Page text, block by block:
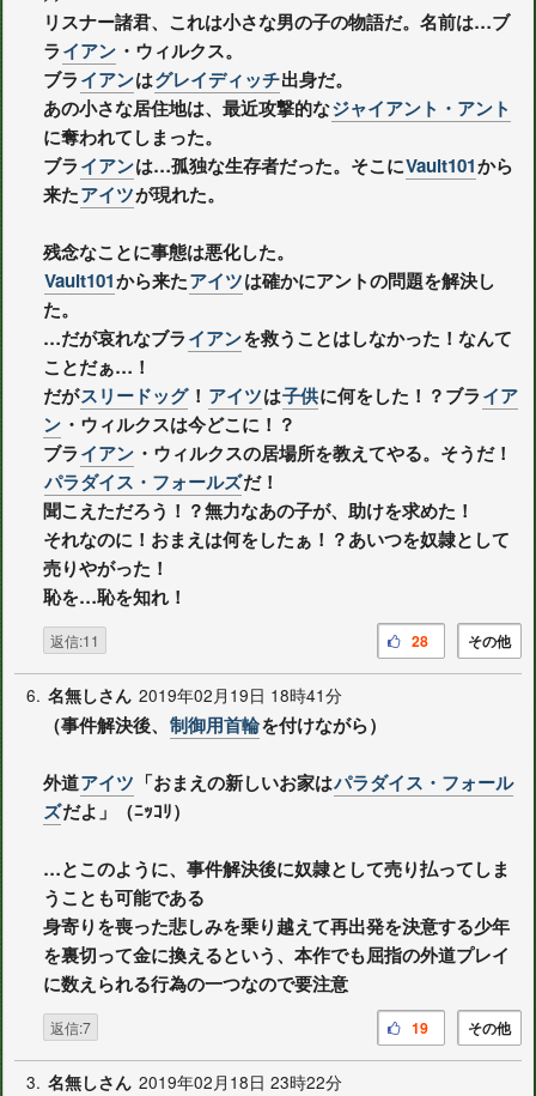
リスナー諸君、これは小さな男の子の物語だ。名前は…ブ
ライアン ・ウィルクス。
ブライアンはグレイディッチ出身だ。
あの小さな居住地は、最近攻撃的なジャイアント・アント
に奪われてしまった。
ブライアンは…孤独な生存者だった。そこにVault101から
来たアイツが現れた。
残念なことに事態は悪化した。
Vault101から来たアイツは確かにアントの問題を解決し
た。
…だが哀れなブライアンを救うことはしなかった！なんて
ことだぁ…！
だがスリードッグ ！ アイツは子供に何をした！？ブライア
ン ・ウィルクスは今どこに！？
ブライアン ・ウィルクスの居場所を教えてやる。そうだ！
パラダイス・フォールズだ！
聞こえただろう！？無力なあの子が、助けを求めた！
それなのに！おまえは何をしたぁ！？あいつを奴隷として
売りやがった！
恥を…恥を知れ！
返信:11 その他
28
6. 名無しさん 2019年02月19日 18時41分
（事件解決後、 制御用首輪を付けながら）
外道アイツ 「おまえの新しいお家はパラダイス・フォール
ズだよ」（ﾆｯｺﾘ）
…とこのように、事件解決後に奴隷として売り払ってしま
うことも可能である
身寄りを喪った悲しみを乗り越えて再出発を決意する少年
を裏切って金に換えるという、本作でも屈指の外道プレイ
に数えられる行為の一つなので要注意
返信:7 その他
19
3. 名無しさん 2019年02月18日 23時22分